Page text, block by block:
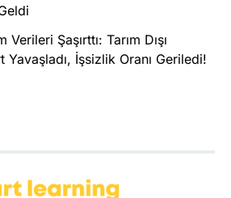
Verileri Şaşırttı: Tarım Dışı
Yavaşladı, İşsizlik Oranı Geriledi!